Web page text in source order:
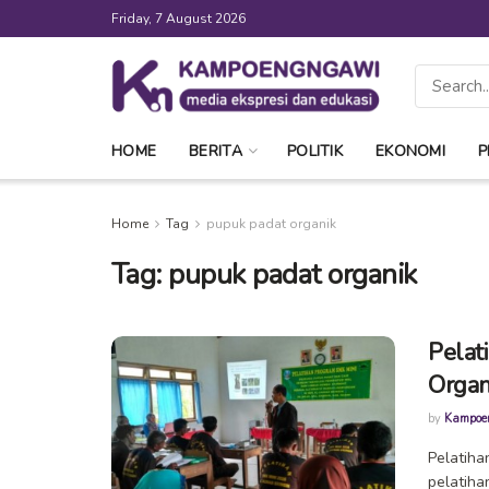
Friday, 7 August 2026
HOME BERITA POLITIK EKONOMI
Home Tag pupuk padat organik
Tag: pupuk padat organik
by